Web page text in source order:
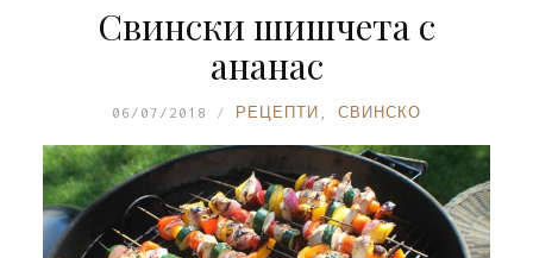
Свински шишчета с
ананас
06/07/2018 РЕЦЕПТИ СВИНСКО